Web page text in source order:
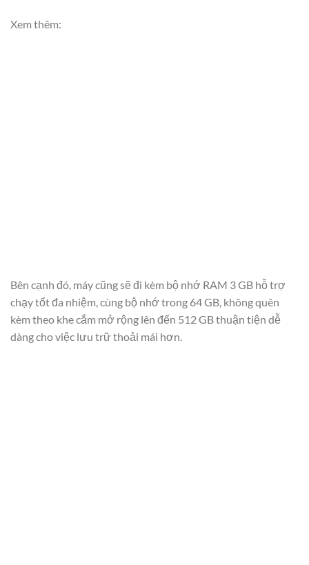
Xem thêm:
Bên cạnh đó, máy cũng sẽ đi kèm bộ nhớ RAM 3 GB hỗ trợ
chạy tốt đa nhiệm, cùng bộ nhớ trong 64 GB, không quên
kèm theo khe cắm mở rộng lên đến 512 GB thuận tiện dễ
dàng cho việc lưu trữ thoải mái hơn.